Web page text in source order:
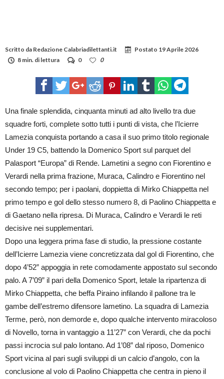
Scritto da Redazione Calabriadilettanti.it Postato 19 Aprile 2026
8 min. di lettura
0 0
Una finale splendida, cinquanta minuti ad alto livello tra due
squadre forti, complete sotto tutti i punti di vista, che l’Icierre
Lamezia conquista portando a casa il suo primo titolo regionale
Under 19 C5, battendo la Domenico Sport sul parquet del
Palasport “Europa” di Rende. Lametini a segno con Fiorentino e
Verardi nella prima frazione, Muraca, Calindro e Fiorentino nel
secondo tempo; per i paolani, doppietta di Mirko Chiappetta nel
primo tempo e gol dello stesso numero 8, di Paolino Chiappetta e
di Gaetano nella ripresa. Di Muraca, Calindro e Verardi le reti
decisive nei supplementari.
Dopo una leggera prima fase di studio, la pressione costante
dell’Icierre Lamezia viene concretizzata dal gol di Fiorentino, che
dopo 4’52” appoggia in rete comodamente appostato sul secondo
palo. A 7’09” il pari della Domenico Sport, letale la ripartenza di
Mirko Chiappetta, che beffa Piraino infilando il pallone tra le
gambe dell’estremo difensore lametino. La squadra di Lamezia
Terme, però, non demorde e, dopo qualche intervento miracoloso
di Novello, torna in vantaggio a 11’27” con Verardi, che da pochi
passi incrocia sul palo lontano. Ad 1’08” dal riposo, Domenico
Sport vicina al pari sugli sviluppi di un calcio d’angolo, con la
conclusione al volo di Paolino Chiappetta che centra in pieno il